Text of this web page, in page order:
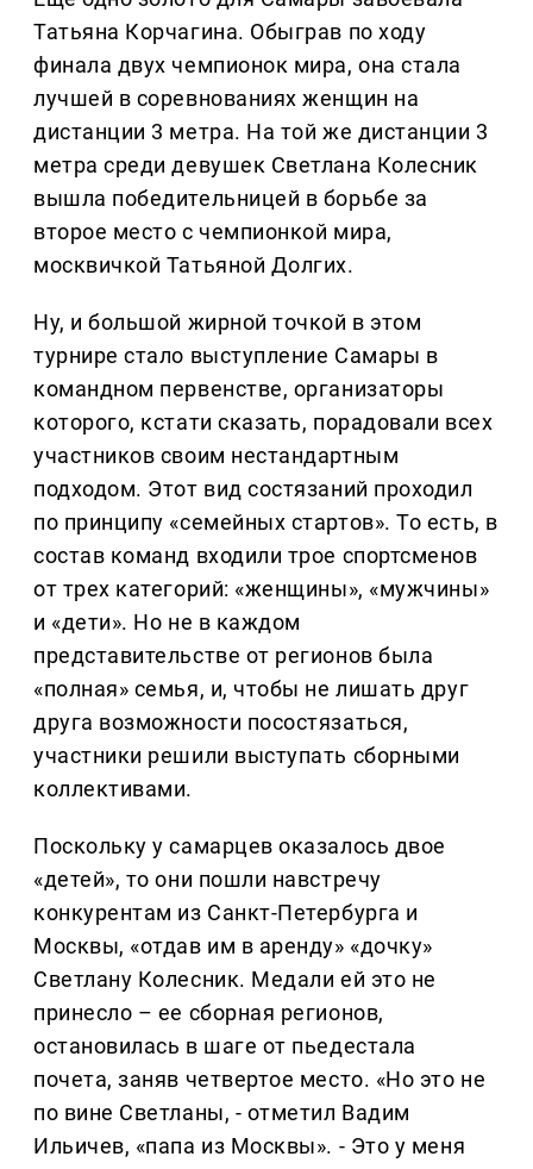
Татьяна Корчагина. Обыграв по ходу
финала двух чемпионок мира, она стала
лучшей в соревнованиях женщин на
дистанции 3 метра. На той же дистанции 3
метра среди девушек Светлана Колесник
вышла победительницей в борьбе за
второе место с чемпионкой мира,
москвичкой Татьяной Долгих.
Ну, и большой жирной точкой в этом
турнире стало выступление Самары в
командном первенстве, организаторы
которого, кстати сказать, порадовали всех
участников своим нестандартным
подходом. Этот вид состязаний проходил
по принципу «семейных стартов». То есть, в
состав команд входили трое спортсменов
от трех категорий: «женщины», «мужчины»
и «дети». Но не в каждом
представительстве от регионов была
«полная» семья, и, чтобы не лишать друг
друга возможности посостязаться,
участники решили выступать сборными
коллективами.
Поскольку у самарцев оказалось двое
«детей», то они пошли навстречу
конкурентам из Санкт-Петербурга и
Москвы, «отдав им в аренду» «дочку»
Светлану Колесник. Медали ей это не
принесло – ее сборная регионов,
остановилась в шаге от пьедестала
почета, заняв четвертое место. «Но это не
по вине Светланы, - отметил Вадим
Ильичев, «папа из Москвы». - Это у меня